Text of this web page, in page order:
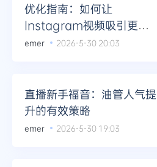
优化指南：如何让
Instagram视频吸引更多
观众
emer 2026-5-30 20:03
直播新手福音：油管人气提
升的有效策略
emer 2026-5-30 19:03